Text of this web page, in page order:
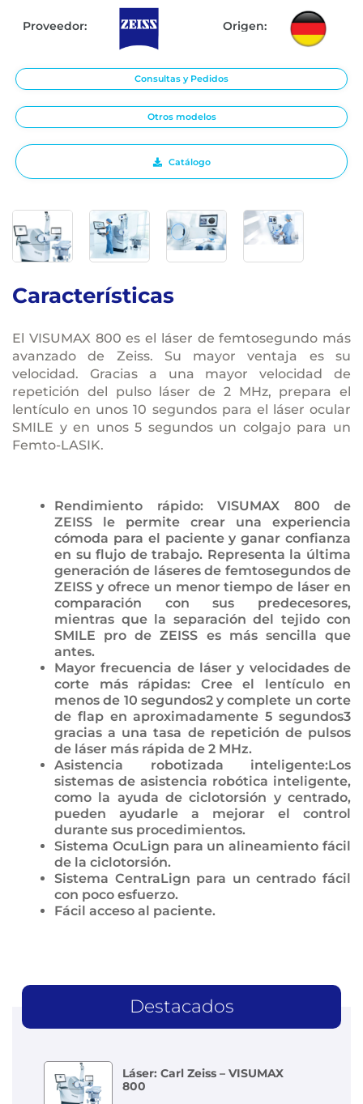
Proveedor: Origen:
Consultas y Pedidos
Otros modelos
Catálogo
Características
El VISUMAX 800 es el láser de femtosegundo más
avanzado de Zeiss. Su mayor ventaja es su
velocidad. Gracias a una mayor velocidad de
repetición del pulso láser de 2 MHz, prepara el
lentículo en unos 10 segundos para el láser ocular
SMILE y en unos 5 segundos un colgajo para un
Femto-LASIK.
Rendimiento rápido: VISUMAX 800 de
ZEISS le permite crear una experiencia
cómoda para el paciente y ganar confianza
en su flujo de trabajo. Representa la última
generación de láseres de femtosegundos de
ZEISS y ofrece un menor tiempo de láser en
comparación con sus predecesores,
mientras que la separación del tejido con
SMILE pro de ZEISS es más sencilla que
antes.
Mayor frecuencia de láser y velocidades de
corte más rápidas: Cree el lentículo en
menos de 10 segundos2 y complete un corte
de flap en aproximadamente 5 segundos3
gracias a una tasa de repetición de pulsos
de láser más rápida de 2 MHz.
Asistencia robotizada inteligente:Los
sistemas de asistencia robótica inteligente,
como la ayuda de ciclotorsión y centrado,
pueden ayudarle a mejorar el control
durante sus procedimientos.
Sistema OcuLign para un alineamiento fácil
de la ciclotorsión.
Sistema CentraLign para un centrado fácil
con poco esfuerzo.
Fácil acceso al paciente.
Destacados
Láser: Carl Zeiss – VISUMAX
800